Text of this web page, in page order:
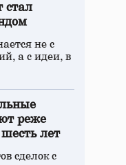
стал
не с
а с идеи, в
реже
лет
сделок с